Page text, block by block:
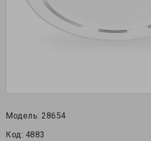
Модель:28654
Код: 4883